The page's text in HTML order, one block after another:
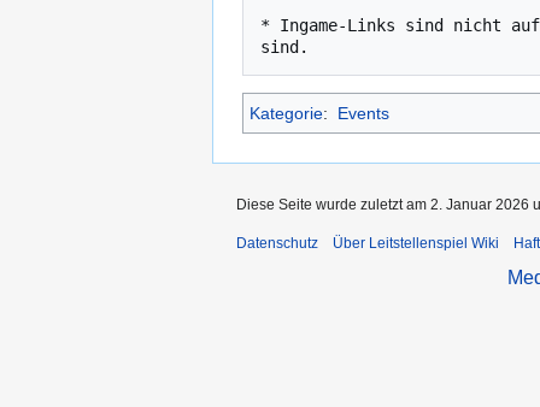
* Ingame-Links sind nicht
Kategorie: Events
Diese Seite wurde zuletzt am 2. Januar 2026
Datenschutz Über Leitstellenspiel Wiki